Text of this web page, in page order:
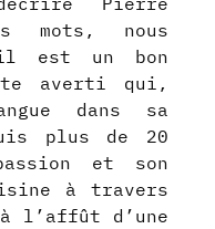
mots, nous
est un bon
averti qui,
dans sa
plus de 20
et son
à travers
l’affût d’une